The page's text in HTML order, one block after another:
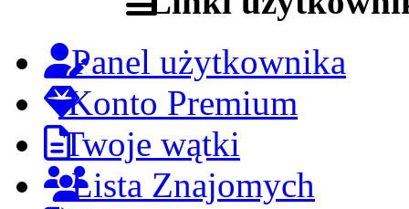
Panel użytkownika
Konto Premium
Twoje wątki
Lista Znajomych